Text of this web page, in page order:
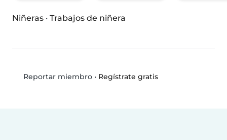
Niñeras · Trabajos de niñera
Reportar miembro• Regístrate gratis